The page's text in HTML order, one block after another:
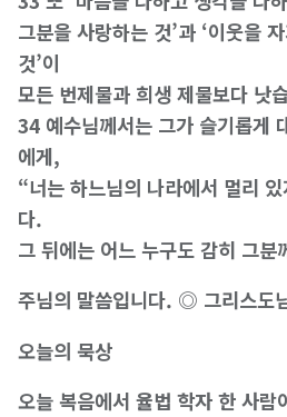
그분을 사랑하는 것’과 ‘이웃을
것’이
모든 번제물과 희생 제물보다 낫
34 예수님께서는 그가 슬기롭게
에게,
“너는 하느님의 나라에서 멀리
다.
그 뒤에는 어느 누구도 감히 그분
주님의 말씀입니다. ◎ 그리스도
오늘의 묵상
오늘 복음에서 율법 학자 한 사람